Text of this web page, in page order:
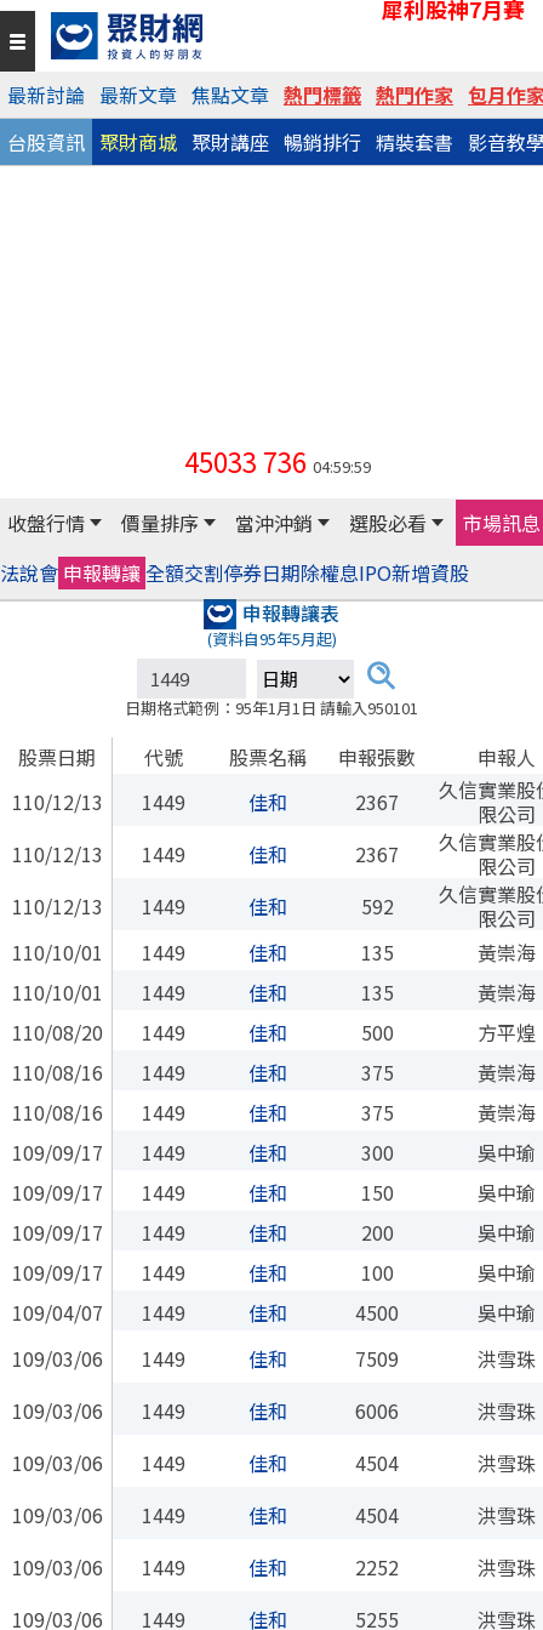
犀利股神7月賽
最新討論 最新文章 焦點文章 熱門標籤 熱門作家 包月作
台股資訊 聚財商城 聚財講座 暢銷排行 精裝套書 影音教
45033 736 04:59:59
收盤行情 價量排序 當沖沖銷 選股必看
市場訊息
法說會 申報轉讓全額交割停券日期除權息IPO新增資股
申報轉讓表
(資料自95年5月起)
日期格式範例：95年1月1日 請輸入950101
股票日期 代號 股票名稱 申報張數
申報人
110/12/13
1449 佳和 2367
久信實業股
限公司
110/12/13
1449 佳和 2367
久信實業股
限公司
110/12/13
1449 佳和 592
久信實業股
限公司
110/10/01
1449 佳和 135
黃崇海
110/10/01
1449 佳和 135
黃崇海
110/08/20
1449 佳和 500
方平煌
110/08/16
1449 佳和 375
黃崇海
110/08/16
1449 佳和 375
黃崇海
109/09/17
1449 佳和 300
吳中瑜
109/09/17
1449 佳和 150
吳中瑜
109/09/17
1449 佳和 200
吳中瑜
109/09/17
1449 佳和 100
吳中瑜
109/04/07
1449 佳和 4500
吳中瑜
109/03/06
1449 佳和 7509
洪雪珠
109/03/06
1449 佳和 6006
洪雪珠
109/03/06
1449 佳和 4504
洪雪珠
109/03/06
1449 佳和 4504
洪雪珠
109/03/06
1449 佳和 2252
洪雪珠
109/03/06
1449 佳和 5255 洪雪珠